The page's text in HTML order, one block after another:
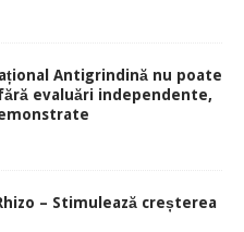
Antigrindină nu poate
evaluări independente,
– Stimulează creșterea